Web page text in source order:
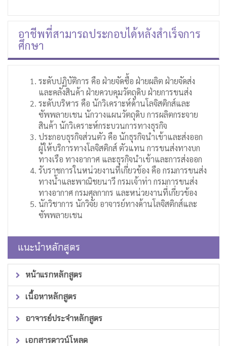
อาชีพที่สามารถประกอบได้หลังสำเร็จการ
ศึกษา
ระดับปฏิบัติการ คือ ฝ่ายจัดซื้อ ฝ่ายผลิต ฝ่ายจัดส่ง
และคลังสินค้า ฝ่ายควบคุมวัตถุดิบ ฝ่ายการขนส่ง
ระดับบริหาร คือ นักวิเคราะห์ด้านโลจิสติกส์และ
ซัพพลายเชน นักวางแผนวัตถุดิบ การผลิตกระจาย
สินค้า นักวิเคราะห์กระบวนการทางธุรกิจ
ประกอบธุรกิจส่วนตัว คือ นักธุรกิจนำเข้าและส่งออก
ผู้ให้บริการทางโลจิสติกส์ ตัวแทน การขนส่งทางบก
ทางเรือ ทางอากาศ และธุรกิจนำเข้าและการส่งออก
รับราชการในหน่วยงานที่เกี่ยวข้อง คือ กรมการขนส่ง
ทางน้ำและพาณิชยนาวี กรมเจ้าท่า กรมการขนส่ง
ทางอากาศ กรมศุลกากร และหน่วยงานที่เกี่ยวข้อง
นักวิชาการ นักวิจัย อาจารย์ทางด้านโลจิสติกส์และ
ซัพพลายเชน
แนะนำหลักสูตร
หน้าแรกหลักสูตร
เนื้อหาหลักสูตร
อาจารย์ประจำหลักสูตร
เอกสารดาวน์โหลด